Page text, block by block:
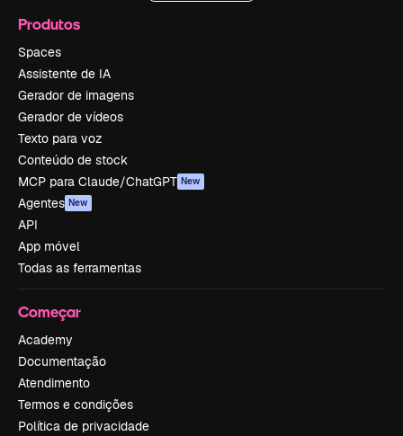
Produtos
Spaces
Assistente de IA
Gerador de imagens
Gerador de vídeos
Texto para voz
Conteúdo de stock
MCP para Claude/ChatGPT New
Agentes New
API
App móvel
Todas as ferramentas
Começar
Academy
Documentação
Atendimento
Termos e condições
Política de privacidade